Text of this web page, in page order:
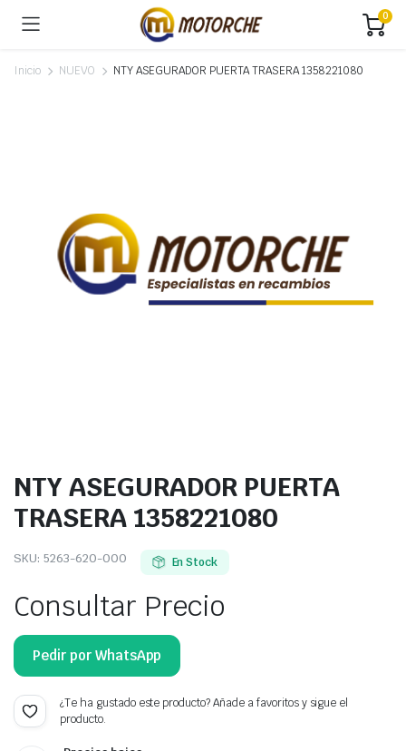
0
Inicio NUEVO NTY ASEGURADOR PUERTA TRASERA 1358221080
NTY ASEGURADOR PUERTA
TRASERA 1358221080
SKU: 5263-620-000 En Stock
Consultar Precio
Pedir por WhatsApp
¿Te ha gustado este producto? Añade a favoritos y sigue el
producto.